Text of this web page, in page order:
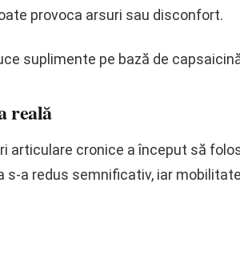
provoca arsuri sau disconfort.
suplimente pe bază de
reală
articulare cronice a început să
s-a redus semnificativ, iar